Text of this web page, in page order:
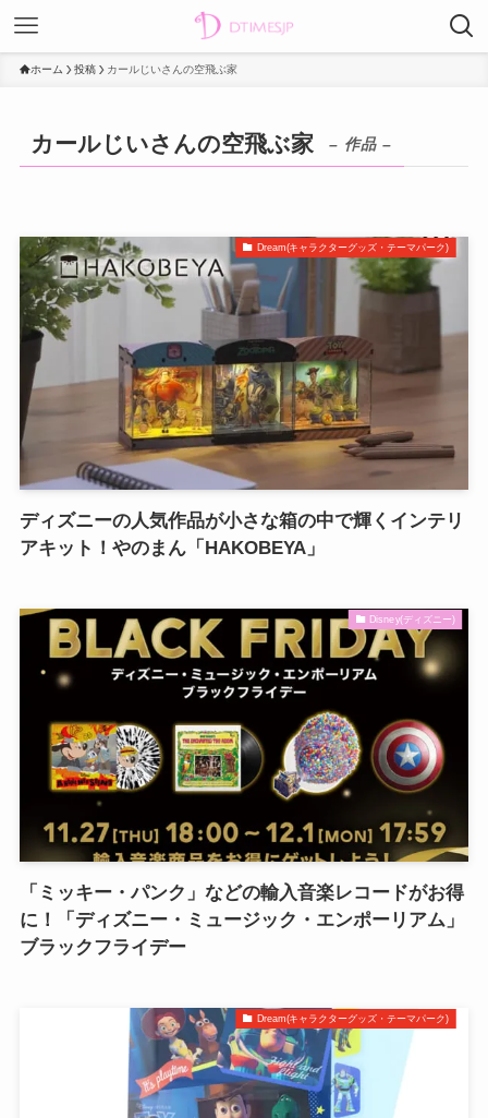
ホーム 投稿 カールじいさんの空飛ぶ家
カールじいさんの空飛ぶ家 – 作品 –
Dream(キャラクターグッズ・テーマパーク)
ディズニーの人気作品が小さな箱の中で輝くインテリ
アキット！やのまん「HAKOBEYA」
Disney(ディズニー)
「ミッキー・パンク」などの輸入音楽レコードがお得
に！「ディズニー・ミュージック・エンポーリアム」
ブラックフライデー
Dream(キャラクターグッズ・テーマパーク)